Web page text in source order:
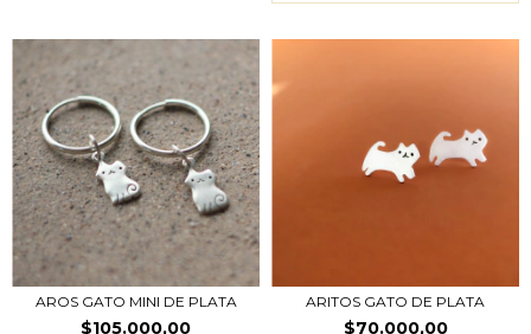
AROS GATO MINI DE PLATA
$105.000,00
ARITOS GATO DE PLATA
$70.000,00